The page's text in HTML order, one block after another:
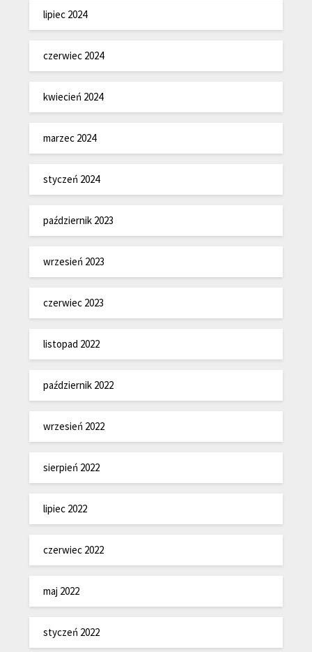
lipiec 2024
czerwiec 2024
kwiecień 2024
marzec 2024
styczeń 2024
październik 2023
wrzesień 2023
czerwiec 2023
listopad 2022
październik 2022
wrzesień 2022
sierpień 2022
lipiec 2022
czerwiec 2022
maj 2022
styczeń 2022